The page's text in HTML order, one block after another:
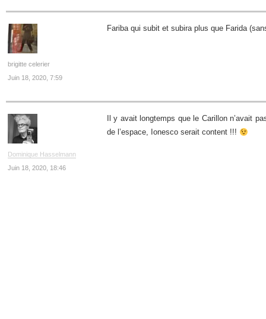
brigitte celerier
Juin 18, 2020, 7:59
Fariba qui subit et subira plus que Farida
Dominique Hasselmann
Juin 18, 2020, 18:46
Il y avait longtemps que le Carillon n’avait
de l’espace, Ionesco serait content !!!